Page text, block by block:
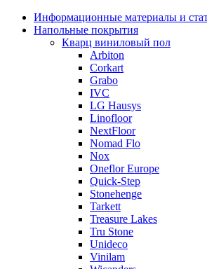
Информационные материалы и
Напольные покрытия
Кварц виниловый пол
Arbiton
Corkart
Grabo
IVC
LG Hausys
Linofloor
NextFloor
Nomad Flo
Nox
Oneflor Europe
Quick-Step
Stonehenge
Tarkett
Treasure Lakes
Tru Stone
Unideco
Vinilam